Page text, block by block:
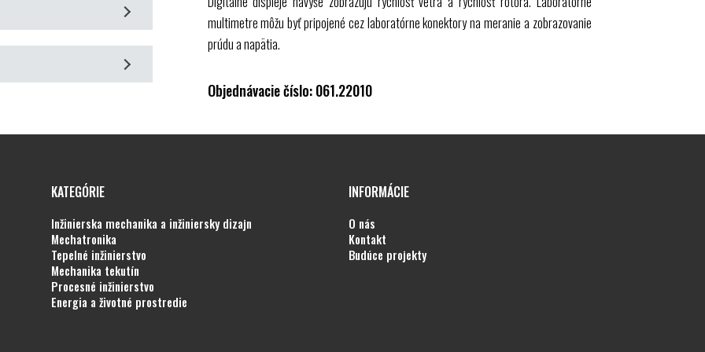
prostredníctvom
energiu
v reálnych poveternostných
systému s veternou
multimetre môžu byť pripojené cez laboratórne konektory na meranie a zobrazovanie
prúdu a napätia.
Objednávacie číslo: 061.22010
KATEGÓRIE
inžinierska mechanika a inžiniersky dizajn
mechatronika
tepelné inžinierstvo
mechanika tekutín
procesné inžinierstvo
energia a životné prostredie
INFORMÁCIE
o nás
kontakt
budúce projekty